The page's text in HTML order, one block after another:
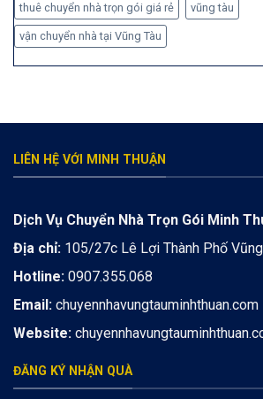
thuê chuyển nhà trọn gói giá rẻ vũng tàu
vận chuyển nhà tại Vũng Tàu
LIÊN HỆ VỚI MINH THUẬN
Dịch Vụ Chuyển Nhà Trọn Gói Minh
Địa chỉ: 105/27c Lê Lợi Thành Phố
Hotline: 0907.355.068
Email: chuyennhavungtauminhthuan.com
Website:
ĐĂNG KÝ NHẬN QUÀ